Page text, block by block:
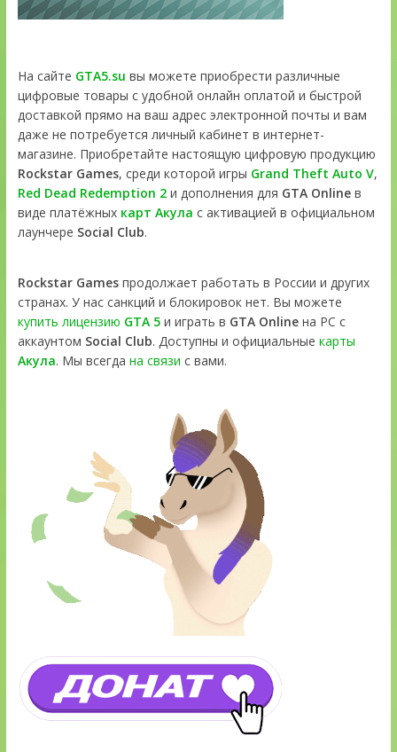
На сайте GTA5.su вы можете приобрести различные
цифровые товары с удобной онлайн оплатой и быстрой
доставкой прямо на ваш адрес электронной почты и вам
даже не потребуется личный кабинет в интернет-
магазине. Приобретайте настоящую цифровую продукцию
Rockstar Games, среди которой игры Grand Theft Auto V,
Red Dead Redemption 2и дополнения для GTA Onlineв
виде платёжных карт Акула с активацией в официальном
лаунчере Social Club.
Rockstar Gamesпродолжает работать в России и других
странах. У нас санкций и блокировок нет. Вы можете
купить лицензию GTA 5и играть в GTA Onlineна PC с
аккаунтом Social Club. Доступны и официальные карты
Акула. Мы всегда на связи с вами.